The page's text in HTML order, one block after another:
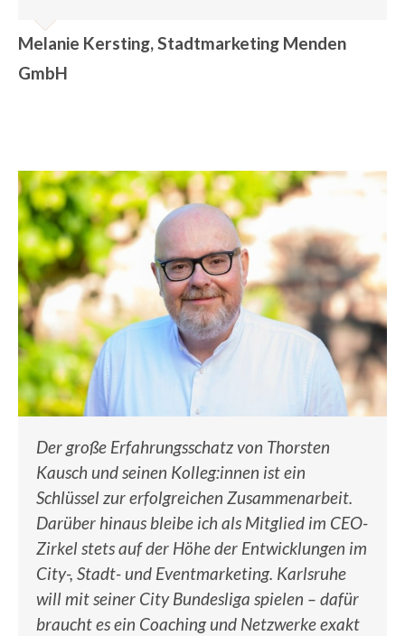
Melanie Kersting, Stadtmarketing Menden
GmbH
Der große Erfahrungsschatz von Thorsten
Kausch und seinen Kolleg:innen ist ein
Schlüssel zur erfolgreichen Zusammenarbeit.
Darüber hinaus bleibe ich als Mitglied im CEO-
Zirkel stets auf der Höhe der Entwicklungen im
City-, Stadt- und Eventmarketing. Karlsruhe
will mit seiner City Bundesliga spielen – dafür
braucht es ein Coaching und Netzwerke exakt